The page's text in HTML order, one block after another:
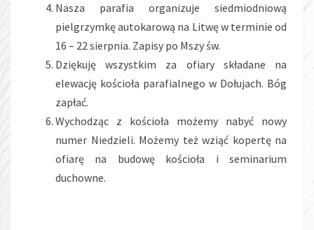
Nasza parafia organizuje siedmiodniową
pielgrzymkę autokarową na Litwę w terminie od
16 – 22 sierpnia. Zapisy po Mszy św.
Dziękuję wszystkim za ofiary składane na
elewację kościoła parafialnego w Dołujach. Bóg
zapłać.
Wychodząc z kościoła możemy nabyć nowy
numer Niedzieli. Możemy też wziąć kopertę na
ofiarę na budowę kościoła i seminarium
duchowne.